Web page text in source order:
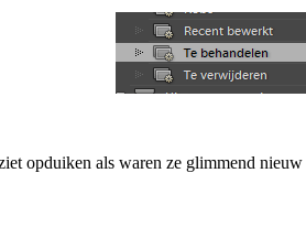
opduiken als waren ze glimmend